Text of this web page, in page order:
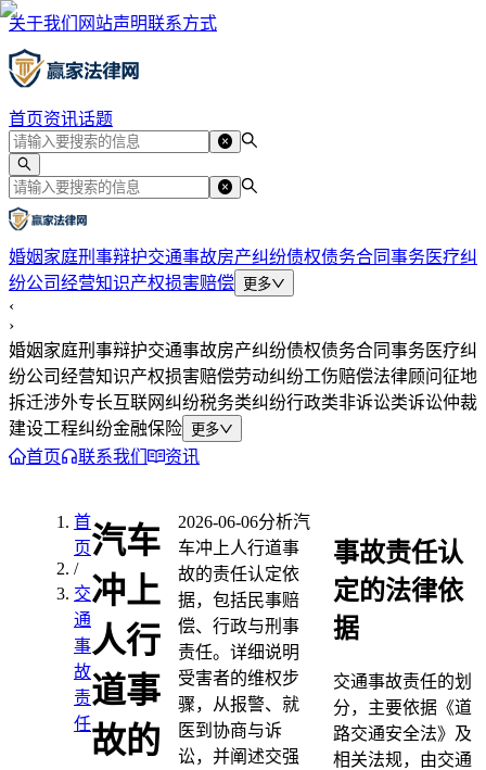
关于我们 网站声明联系方式
首页资讯话题
婚姻家庭刑事辩护交通事故房产纠纷债权债务合同事务医疗纠
纷公司经营知识产权损害赔偿 更多
‹
›
婚姻家庭刑事辩护交通事故房产纠纷债权债务合同事务医疗纠
纷公司经营知识产权损害赔偿劳动纠纷工伤赔偿法律顾问征地
拆迁涉外专长互联网纠纷税务类纠纷行政类非诉讼类诉讼仲裁
建设工程纠纷金融保险 更多
首页 联系我们 资讯
首
页
/
交
通
事
故
责
任
汽车
冲上
人行
道事
故的
2026-06-06分析汽
车冲上人行道事
故的责任认定依
据，包括民事赔
偿、行政与刑事
责任。详细说明
受害者的维权步
骤，从报警、就
医到协商与诉
讼，并阐述交强
事故责任认
定的法律依
据
交通事故责任的划
分，主要依据《道
路交通安全法》及
相关法规，由交通